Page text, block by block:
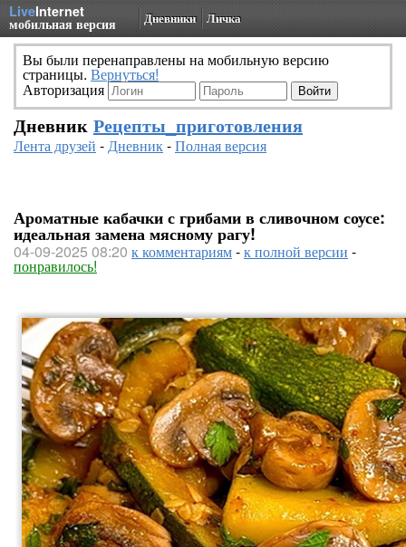
LiveInternet
мобильная версия Дневники Личка
Вы были перенаправлены на мобильную версию
страницы. Вернуться!
Авторизация
Дневник Рецепты_приготовления
Лента друзей -Дневник-Полная версия
Ароматные кабачки с грибами в сливочном соусе:
идеальная замена мясному рагу!
04-09-2025 08:20 к комментариям-к полной версии -
понравилось!